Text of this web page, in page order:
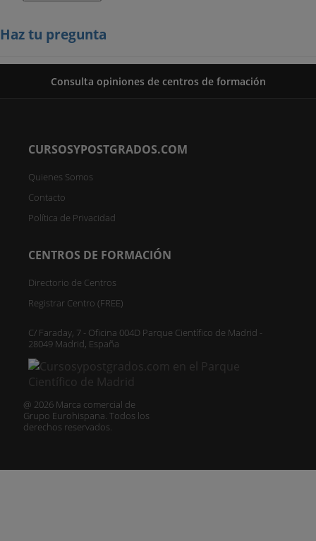
Haz tu pregunta
Consulta opiniones de centros de formación
CURSOSYPOSTGRADOS.COM
Quienes Somos
Contacto
Política de Privacidad
CENTROS DE FORMACIÓN
Directorio de Centros
Registrar Centro (FREE)
C/ Faraday, 7 - Oficina 004D Parque Científico de Madrid -
28049 Madrid, España
@ 2026 Marca comercial de
Grupo Eurohispana. Todos los
derechos reservados.